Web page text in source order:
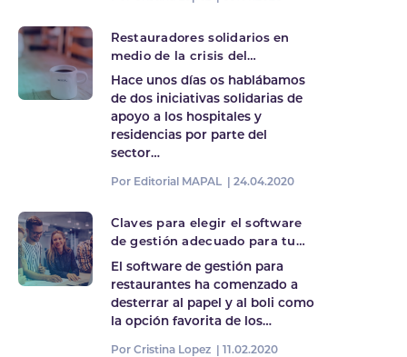
Restauradores solidarios en
medio de la crisis del
coronavirus. Parte II
Hace unos días os hablábamos
de dos iniciativas solidarias de
apoyo a los hospitales y
residencias por parte del
sector…
Por Editorial MAPAL | 24.04.2020
Claves para elegir el software
de gestión adecuado para tu
restaurante
El software de gestión para
restaurantes ha comenzado a
desterrar al papel y al boli como
la opción favorita de los…
Por Cristina Lopez | 11.02.2020